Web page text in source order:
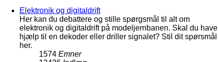
Elektronik og digitaldrift
Her kan du debattere og stille spørgsmål til alt om
elektronik og digitaldrift på modeljernbanen. Skal du have
hjælp til en dekoder eller driller signalet? Stil dit spørsmål
her.
1574 Emner